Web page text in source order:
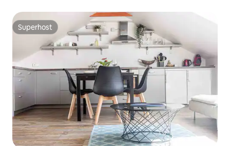
Superhost
Superhost